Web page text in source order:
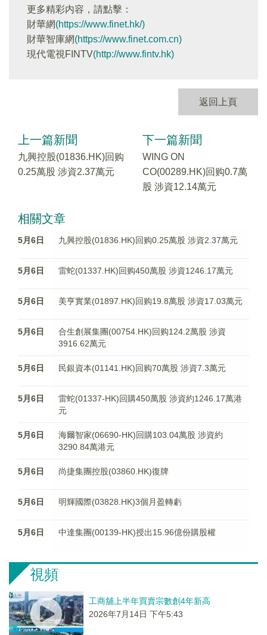
更多精彩内容，請點擊：
財華網(https://www.finet.hk/)
財華智庫網(https://www.finet.com.cn)
現代電視FINTV(http://www.fintv.hk)
返回上頁
上一篇新聞
九興控股(01836.HK)回购
0.25萬股 涉資2.37萬元
下一篇新聞
WING ON
CO(00289.HK)回购0.7萬
股 涉資12.14萬元
相關文章
5月6日 九興控股(01836.HK)回购0.25萬股 涉資2.37萬元
5月6日 雷蛇(01337.HK)回购450萬股 涉資1246.17萬元
5月6日 美亨實業(01897.HK)回购19.8萬股 涉資17.03萬元
5月6日
合生創展集團(00754.HK)回购124.2萬股 涉資
3916.62萬元
5月6日 民銀資本(01141.HK)回购70萬股 涉資7.3萬元
5月6日
雷蛇(01337-HK)回購450萬股 涉資約1246.17萬港
元
5月6日
海爾智家(06690-HK)回購103.04萬股 涉資約
3290.84萬港元
5月6日 尚捷集團控股(03860.HK)復牌
5月6日 明輝國際(03828.HK)3個月盈轉虧
5月6日 中達集團(00139-HK)授出15.96億份購股權
視頻
工商舖上半年買賣宗數創4年新高
2026年7月14日 下午5:43